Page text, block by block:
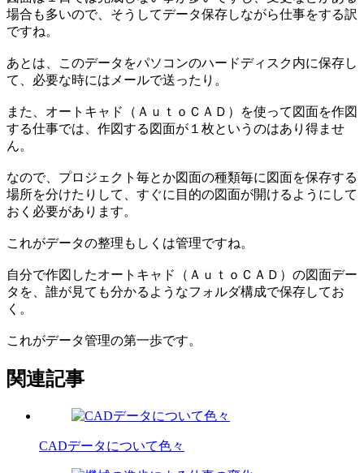
場合も多いので、そうしてデータ保存しながら仕事をする訳
ですね。
あとは、このデータをパソコンのハードディスク内に保存し
て、必要な時にはメールで送ったり。
また、オートキャド（ＡｕｔｏＣＡＤ）を使って図面を作図
する仕事では、作図する図面が１枚というのはあり得ませ
ん。
なので、プロジェクト毎とか図面の種類毎に図面を保存する
場所を分けたりして、すぐに目的の図面が開けるようにして
おく必要があります。
これがデータの整理もしくは管理ですね。
自分で作図したオートキャド（ＡｕｔｏＣＡＤ）の図面デー
タを、誰が見ても分かるようなフォルダ構成で保存してお
く。
これがデータ管理の第一歩です。
関連記事
CADデータについて色々